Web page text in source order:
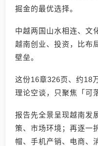
掘金的最优选择。
中越两国山水相连、文
越南创业、投资，比布
壁垒。
这份16章326页、约18
理论空谈，只聚焦「可
报告先全景呈现越南发
策、市场环境；再逐一
帽、手机产销、电商、